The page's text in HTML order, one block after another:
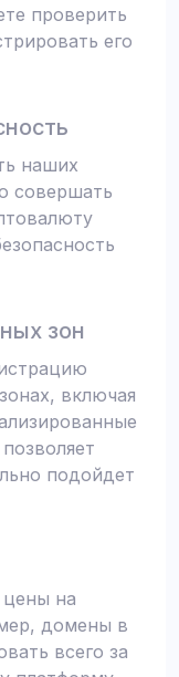
проверить
его
наших
совершать
зон
включая
подойдет
на
домены в
всего за